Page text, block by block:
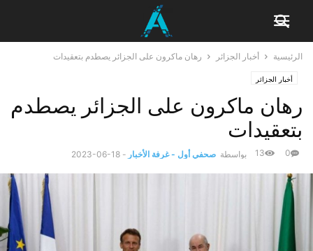
الرئيسية أخبار الجزائر رهان ماكرون على الجزائر يصطدم بتعقيدات
أخبار الجزائر
رهان ماكرون على الجزائر يصطدم
بتعقيدات
بواسطة صحفي أول - غرفة الأخبار -
2023-06-18 0
13